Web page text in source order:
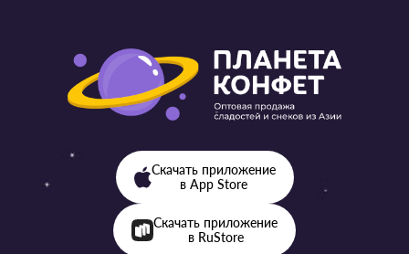
Скачать приложение
в App Store
Скачать приложение
в RuStore